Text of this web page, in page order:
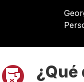
¿Qué
Pager 1